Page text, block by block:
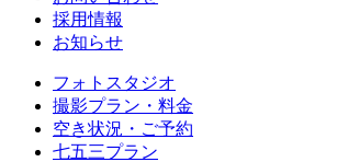
採用情報
お知らせ
フォトスタジオ
撮影プラン・料金
空き状況・ご予約
七五三プラン